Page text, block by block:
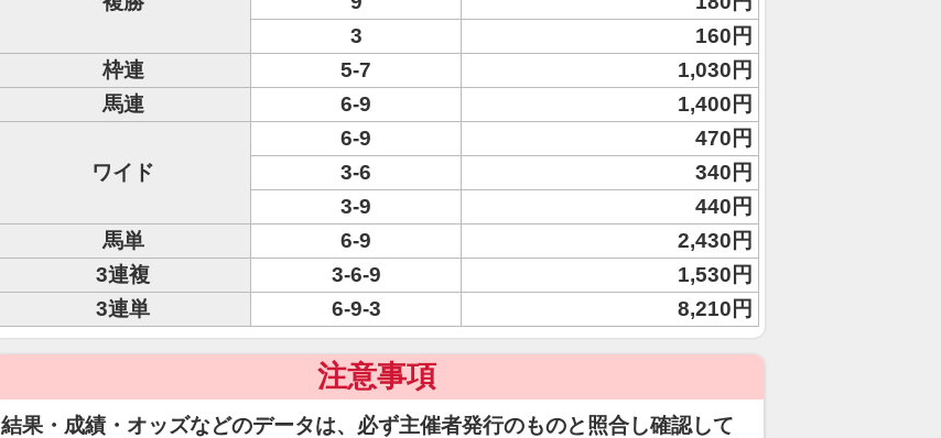
3
160円
枠連
5-7
1,030円
馬連
6-9 1,400円
ワイド
6-9
470円
3-6
340円
3-9
440円
馬単
6-9
2,430円
3連複
3-6-9
1,530円
3連単
6-9-3 8,210円
注意事項
結果・成績・オッズなどのデータは、必ず主催者発行のものと照合し確認して